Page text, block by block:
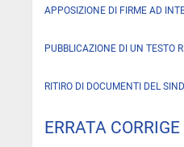
APPOSIZIONE DI FIRME AD
PUBBLICAZIONE DI UN TESTO
RITIRO DI DOCUMENTI DEL
ERRATA CORRIGE